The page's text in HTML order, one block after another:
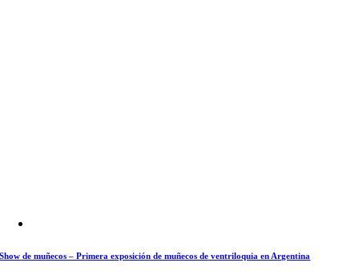
Show de muñecos – Primera exposición de muñecos de ventriloquia en Argentina